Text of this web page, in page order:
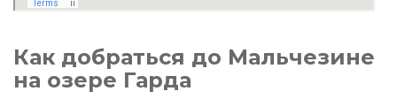
Как добраться до Мальчезине
на озере Гарда